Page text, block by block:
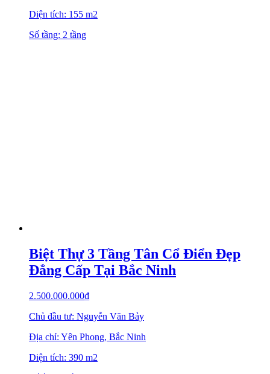
Diện tích: 155 m2
Số tầng: 2 tầng
Biệt Thự 3 Tầng Tân Cổ Điển Đẹp
Đẳng Cấp Tại Bắc Ninh
2.500.000.000₫
Chủ đầu tư: Nguyễn Văn Bảy
Địa chỉ: Yên Phong, Bắc Ninh
Diện tích: 390 m2